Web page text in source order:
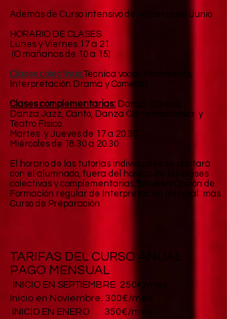
Además de Curso intensivo de refuerzo en Junio
HORARIO DE CLASES ​
Lunes y Viernes 17 a 21
(O mañanas de 10 a 15)
Clases colectivas:Técnica vocal, Movimiento,
Interpretación Drama y Comedia
Clases complementarias: Danza Clásica,
Danza Jazz, Canto, Danza Contemporánea y
Teatro Físico.
Martes y Jueves de 17 a 20.30
Miércoles de 18:30 a 20.30
​​​El horario de las tutorías individuales se pactará
con el alumnado, fuera del horario de las clases
colectivas y complementarias.​​También Opción de
Formación regular de Interpretación Integral más
Curso de Preparación​​
TARIFAS DEL CURSO ANUAL
PAGO MENSUAL ​​
INICIO EN SEPTIEMBRE 250€/mes
Inicio en Noviembre: 300€/mes
INICIO EN ENERO 350€/mes